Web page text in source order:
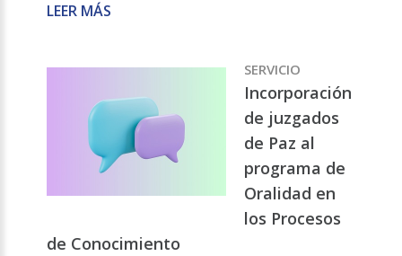
LEER MÁS
SERVICIO
Incorporación
de juzgados
de Paz al
programa de
Oralidad en
los Procesos
de Conocimiento